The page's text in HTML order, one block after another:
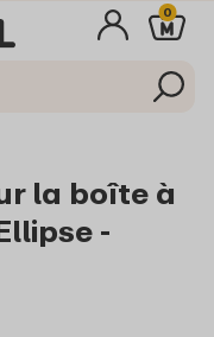
0
la boîte à
-